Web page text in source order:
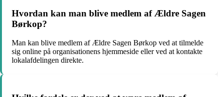
Hvordan kan man blive medlem af Ældre Sagen
Børkop?
Man kan blive medlem af Ældre Sagen Børkop ved at tilmelde
sig online på organisationens hjemmeside eller ved at kontakte
lokalafdelingen direkte.